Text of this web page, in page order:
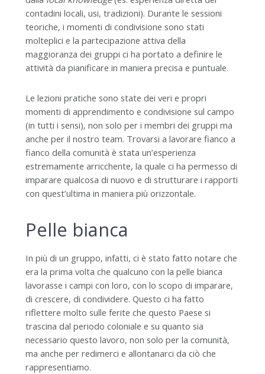
contadini locali, usi, tradizioni). Durante le sessioni
teoriche, i momenti di condivisione sono stati
molteplici e la partecipazione attiva della
maggioranza dei gruppi ci ha portato a definire le
attività da pianificare in maniera precisa e puntuale.
Le lezioni pratiche sono state dei veri e propri
momenti di apprendimento e condivisione sul campo
(in tutti i sensi), non solo per i membri dei gruppi ma
anche per il nostro team. Trovarsi a lavorare fianco a
fianco della comunità è stata un’esperienza
estremamente arricchente, la quale ci ha permesso di
imparare qualcosa di nuovo e di strutturare i rapporti
con quest’ultima in maniera più orizzontale.
Pelle bianca
In più di un gruppo, infatti, ci è stato fatto notare che
era la prima volta che qualcuno con la pelle bianca
lavorasse i campi con loro, con lo scopo di imparare,
di crescere, di condividere. Questo ci ha fatto
riflettere molto sulle ferite che questo Paese si
trascina dal periodo coloniale e su quanto sia
necessario questo lavoro, non solo per la comunità,
ma anche per redimerci e allontanarci da ciò che
rappresentiamo.